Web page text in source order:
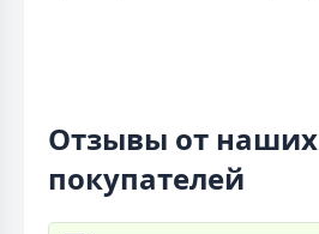
Отзывы от наших
покупателей